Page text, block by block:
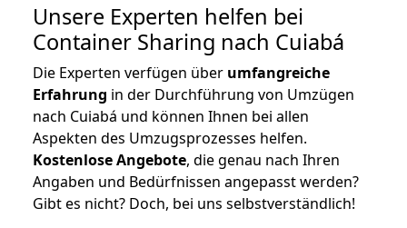
Unsere Experten helfen bei
Container Sharing nach Cuiabá
Die Experten verfügen über umfangreiche
Erfahrung in der Durchführung von Umzügen
nach Cuiabá und können Ihnen bei allen
Aspekten des Umzugsprozesses helfen.
Kostenlose Angebote, die genau nach Ihren
Angaben und Bedürfnissen angepasst werden?
Gibt es nicht? Doch, bei uns selbstverständlich!